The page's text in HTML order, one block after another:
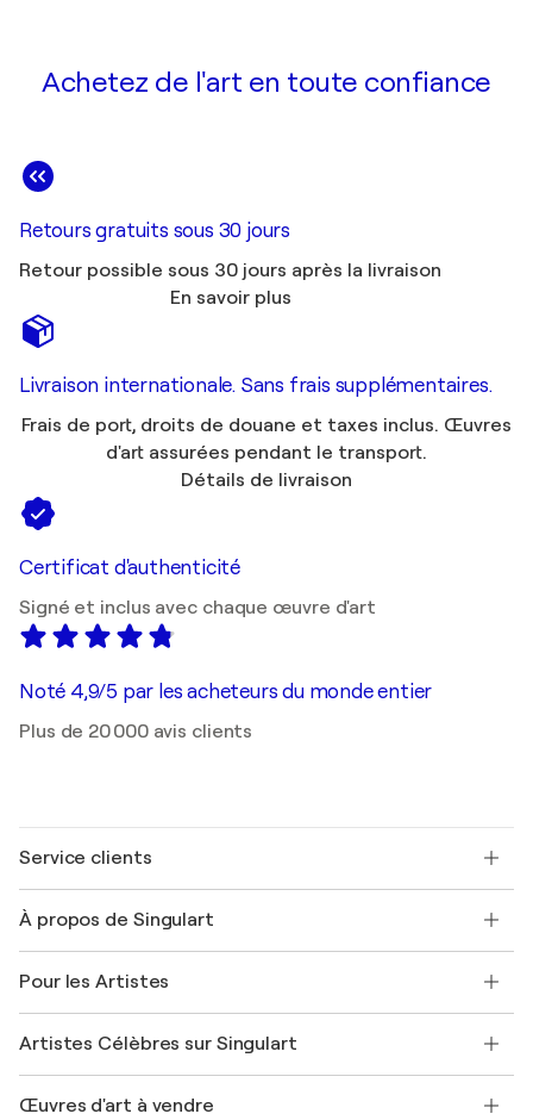
Achetez de l'art en toute confiance
Retours gratuits sous 30 jours
Retour possible sous 30 jours après la livraison
En savoir plus
Livraison internationale. Sans frais supplémentaires.
Frais de port, droits de douane et taxes inclus. Œuvres
d'art assurées pendant le transport.
Détails de livraison
Certificat d'authenticité
Signé et inclus avec chaque œuvre d'art
Noté 4,9/5 par les acheteurs du monde entier
Plus de 20 000 avis clients
Service clients
Expédition
Offrir une carte cadeau
Rejoignez notre programme commercial
Mon compte
+33 1 76 44 06 42
À propos de Singulart
FAQ
Magazine Singulart
Emplois
Découvrez une sélection d'art original
Pour les Artistes
Se connecter en tant qu'Artiste
Artistes Célèbres sur Singulart
Marc Chagall
Œuvres d'art à vendre